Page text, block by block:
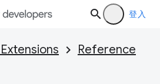
登入
Reference